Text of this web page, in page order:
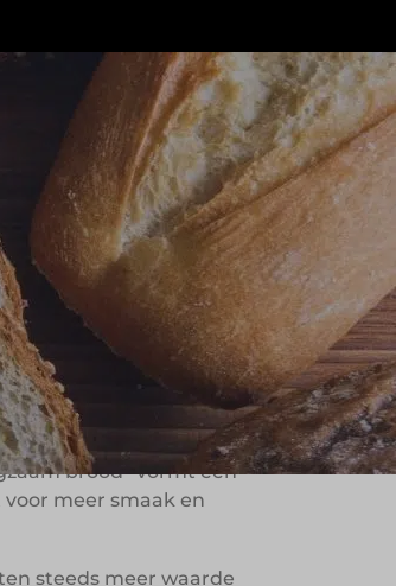
en lokale
uit tot een familiebedrijf
het
producten
brood” vormt een
meer smaak en
steeds meer waarde